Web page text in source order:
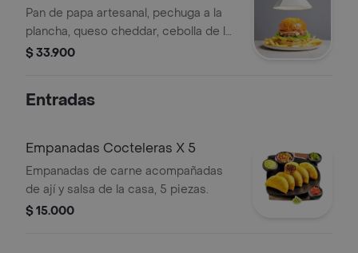
Pan de papa artesanal, pechuga a la
plancha, queso cheddar, cebolla de la
casa, tocineta, lechuga, tomate y salsa
$ 33.900
Entradas
Empanadas Cocteleras X 5
Empanadas de carne acompañadas
de ají y salsa de la casa, 5 piezas.
$ 15.000